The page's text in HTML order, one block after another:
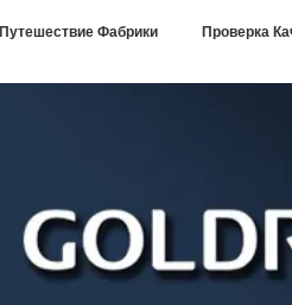
Путешествие Фабрики Проверка